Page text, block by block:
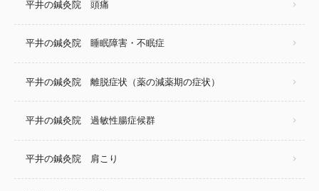
平井の鍼灸院 頭痛
平井の鍼灸院 睡眠障害・不眠症
平井の鍼灸院 離脱症状（薬の減薬期の症状）
平井の鍼灸院 過敏性腸症候群
平井の鍼灸院 肩こり